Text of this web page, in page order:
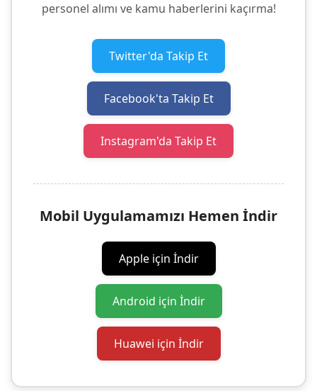
personel alımı ve kamu haberlerini kaçırma!
Twitter'da Takip Et
Facebook'ta Takip Et
Instagram'da Takip Et
Mobil Uygulamamızı Hemen İndir
Apple için İndir
Android için İndir
Huawei için İndir